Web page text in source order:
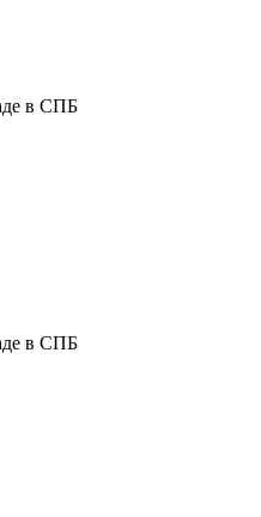
в СПБ
в СПБ